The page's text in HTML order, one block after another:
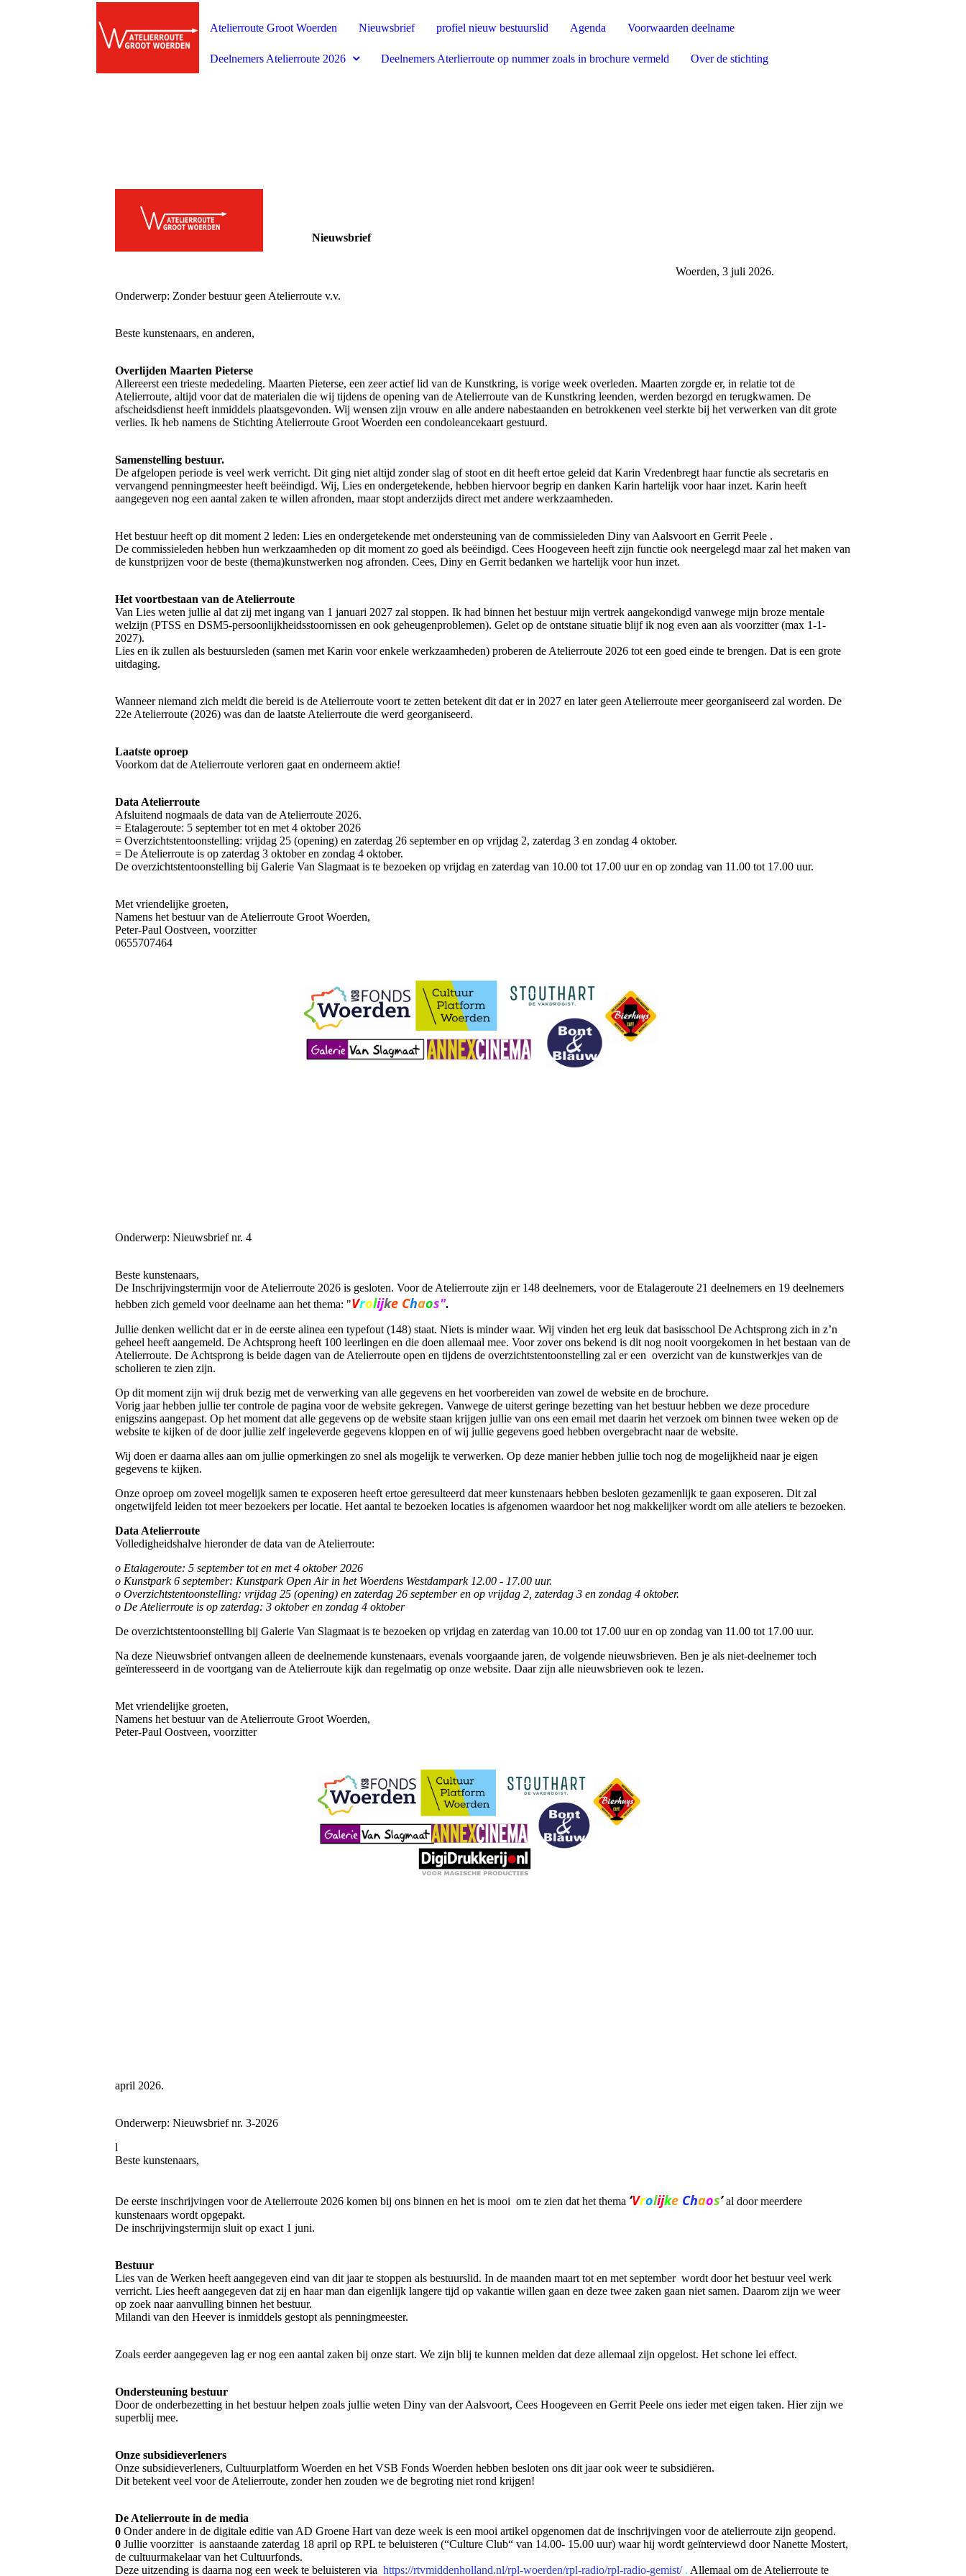
Atelierroute Groot Woerden Nieuwsbrief profiel nieuw bestuurslid Agenda Voorwaarden deelname
Deelnemers Atelierroute 2026 Deelnemers Aterlierroute op nummer zoals in brochure vermeld Over de stichting
Nieuwsbrief
Woerden, 3 juli 2026.
Onderwerp: Zonder bestuur geen Atelierroute v.v.
Beste kunstenaars, en anderen,
Overlijden Maarten Pieterse
Allereerst een trieste mededeling. Maarten Pieterse, een zeer actief lid van de Kunstkring, is vorige week overleden. Maarten zorgde er, in relatie tot de
Atelierroute, altijd voor dat de materialen die wij tijdens de opening van de Atelierroute van de Kunstkring leenden, werden bezorgd en terugkwamen. De
afscheidsdienst heeft inmiddels plaatsgevonden. Wij wensen zijn vrouw en alle andere nabestaanden en betrokkenen veel sterkte bij het verwerken van dit grote
verlies. Ik heb namens de Stichting Atelierroute Groot Woerden een condoleancekaart gestuurd.
Samenstelling bestuur.
De afgelopen periode is veel werk verricht. Dit ging niet altijd zonder slag of stoot en dit heeft ertoe geleid dat Karin Vredenbregt haar functie als secretaris en
vervangend penningmeester heeft beëindigd. Wij, Lies en ondergetekende, hebben hiervoor begrip en danken Karin hartelijk voor haar inzet. Karin heeft
aangegeven nog een aantal zaken te willen afronden, maar stopt anderzijds direct met andere werkzaamheden.
Het bestuur heeft op dit moment 2 leden: Lies en ondergetekende met ondersteuning van de commissieleden Diny van Aalsvoort en Gerrit Peele .
De commissieleden hebben hun werkzaamheden op dit moment zo goed als beëindigd. Cees Hoogeveen heeft zijn functie ook neergelegd maar zal het maken van
de kunstprijzen voor de beste (thema)kunstwerken nog afronden. Cees, Diny en Gerrit bedanken we hartelijk voor hun inzet.
Het voortbestaan van de Atelierroute
Van Lies weten jullie al dat zij met ingang van 1 januari 2027 zal stoppen. Ik had binnen het bestuur mijn vertrek aangekondigd vanwege mijn broze mentale
welzijn (PTSS en DSM5-persoonlijkheidsstoornissen en ook geheugenproblemen). Gelet op de ontstane situatie blijf ik nog even aan als voorzitter (max 1-1-
2027).
Lies en ik zullen als bestuursleden (samen met Karin voor enkele werkzaamheden) proberen de Atelierroute 2026 tot een goed einde te brengen. Dat is een grote
uitdaging.
Wanneer niemand zich meldt die bereid is de Atelierroute voort te zetten betekent dit dat er in 2027 en later geen Atelierroute meer georganiseerd zal worden. De
22e Atelierroute (2026) was dan de laatste Atelierroute die werd georganiseerd.
Laatste oproep
Voorkom dat de Atelierroute verloren gaat en onderneem aktie!
Data Atelierroute
Afsluitend nogmaals de data van de Atelierroute 2026.
= Etalageroute: 5 september tot en met 4 oktober 2026
= Overzichtstentoonstelling: vrijdag 25 (opening) en zaterdag 26 september en op vrijdag 2, zaterdag 3 en zondag 4 oktober.
= De Atelierroute is op zaterdag 3 oktober en zondag 4 oktober.
De overzichtstentoonstelling bij Galerie Van Slagmaat is te bezoeken op vrijdag en zaterdag van 10.00 tot 17.00 uur en op zondag van 11.00 tot 17.00 uur.
Met vriendelijke groeten,
Namens het bestuur van de Atelierroute Groot Woerden,
Peter-Paul Oostveen, voorzitter
0655707464
Onderwerp: Nieuwsbrief nr. 4
Beste kunstenaars,
De Inschrijvingstermijn voor de Atelierroute 2026 is gesloten. Voor de Atelierroute zijn er 148 deelnemers, voor de Etalageroute 21 deelnemers en 19 deelnemers
hebben zich gemeld voor deelname aan het thema: "Vrolijke Chaos".
Jullie denken wellicht dat er in de eerste alinea een typefout (148) staat. Niets is minder waar. Wij vinden het erg leuk dat basisschool De Achtsprong zich in z’n
geheel heeft aangemeld. De Achtsprong heeft 100 leerlingen en die doen allemaal mee. Voor zover ons bekend is dit nog nooit voorgekomen in het bestaan van de
Atelierroute. De Achtsprong is beide dagen van de Atelierroute open en tijdens de overzichtstentoonstelling zal er een overzicht van de kunstwerkjes van de
scholieren te zien zijn.
Op dit moment zijn wij druk bezig met de verwerking van alle gegevens en het voorbereiden van zowel de website en de brochure.
Vorig jaar hebben jullie ter controle de pagina voor de website gekregen. Vanwege de uiterst geringe bezetting van het bestuur hebben we deze procedure
enigszins aangepast. Op het moment dat alle gegevens op de website staan krijgen jullie van ons een email met daarin het verzoek om binnen twee weken op de
website te kijken of de door jullie zelf ingeleverde gegevens kloppen en of wij jullie gegevens goed hebben overgebracht naar de website.
Wij doen er daarna alles aan om jullie opmerkingen zo snel als mogelijk te verwerken. Op deze manier hebben jullie toch nog de mogelijkheid naar je eigen
gegevens te kijken.
Onze oproep om zoveel mogelijk samen te exposeren heeft ertoe geresulteerd dat meer kunstenaars hebben besloten gezamenlijk te gaan exposeren. Dit zal
ongetwijfeld leiden tot meer bezoekers per locatie. Het aantal te bezoeken locaties is afgenomen waardoor het nog makkelijker wordt om alle ateliers te bezoeken.
Data Atelierroute
Volledigheidshalve hieronder de data van de Atelierroute:
o Etalageroute: 5 september tot en met 4 oktober 2026
o Kunstpark 6 september: Kunstpark Open Air in het Woerdens Westdampark 12.00 - 17.00 uur.
o Overzichtstentoonstelling: vrijdag 25 (opening) en zaterdag 26 september en op vrijdag 2, zaterdag 3 en zondag 4 oktober.
o De Atelierroute is op zaterdag: 3 oktober en zondag 4 oktober
De overzichtstentoonstelling bij Galerie Van Slagmaat is te bezoeken op vrijdag en zaterdag van 10.00 tot 17.00 uur en op zondag van 11.00 tot 17.00 uur.
Na deze Nieuwsbrief ontvangen alleen de deelnemende kunstenaars, evenals voorgaande jaren, de volgende nieuwsbrieven. Ben je als niet-deelnemer toch
geïnteresseerd in de voortgang van de Atelierroute kijk dan regelmatig op onze website. Daar zijn alle nieuwsbrieven ook te lezen.
Met vriendelijke groeten,
Namens het bestuur van de Atelierroute Groot Woerden,
Peter-Paul Oostveen, voorzitter
april 2026.
Onderwerp: Nieuwsbrief nr. 3-2026
l
Beste kunstenaars,
De eerste inschrijvingen voor de Atelierroute 2026 komen bij ons binnen en het is mooi om te zien dat het thema ‘Vrolijke Chaos’al door meerdere
kunstenaars wordt opgepakt.
De inschrijvingstermijn sluit op exact 1 juni.
Bestuur
Lies van de Werken heeft aangegeven eind van dit jaar te stoppen als bestuurslid. In de maanden maart tot en met september wordt door het bestuur veel werk
verricht. Lies heeft aangegeven dat zij en haar man dan eigenlijk langere tijd op vakantie willen gaan en deze twee zaken gaan niet samen. Daarom zijn we weer
op zoek naar aanvulling binnen het bestuur.
Milandi van den Heever is inmiddels gestopt als penningmeester.
Zoals eerder aangegeven lag er nog een aantal zaken bij onze start. We zijn blij te kunnen melden dat deze allemaal zijn opgelost. Het schone lei effect.
Ondersteuning bestuur
Door de onderbezetting in het bestuur helpen zoals jullie weten Diny van der Aalsvoort, Cees Hoogeveen en Gerrit Peele ons ieder met eigen taken. Hier zijn we
superblij mee.
Onze subsidieverleners
Onze subsidieverleners, Cultuurplatform Woerden en het VSB Fonds Woerden hebben besloten ons dit jaar ook weer te subsidiëren.
Dit betekent veel voor de Atelierroute, zonder hen zouden we de begroting niet rond krijgen!
De Atelierroute in de media
0 Onder andere in de digitale editie van AD Groene Hart van deze week is een mooi artikel opgenomen dat de inschrijvingen voor de atelierroute zijn geopend.
0 Jullie voorzitter is aanstaande zaterdag 18 april op RPL te beluisteren (“Culture Club“ van 14.00- 15.00 uur) waar hij wordt geïnterviewd door Nanette Mostert,
de cultuurmakelaar van het Cultuurfonds.
Deze uitzending is daarna nog een week te beluisteren via https://rtvmiddenholland.nl/rpl-woerden/rpl-radio/rpl-radio-gemist/. Allemaal om de Atelierroute te